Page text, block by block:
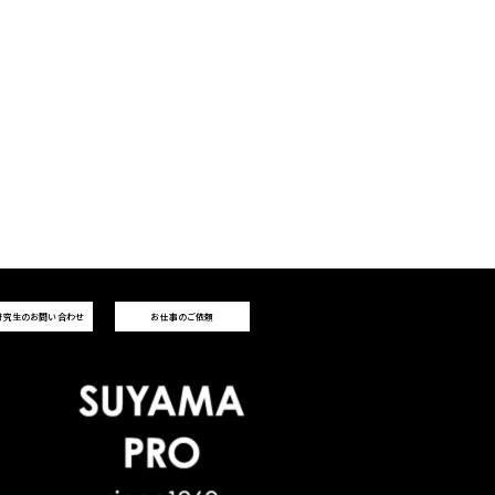
究生のお問い合わせ お仕事のご依頼